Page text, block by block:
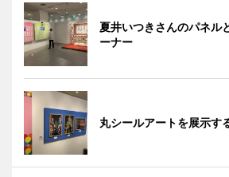
夏井いつきさんのパネル
ーナー
丸シールアートを展示す